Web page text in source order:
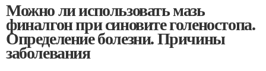
Можно ли использовать мазь
финалгон при синовите голеностопа.
Определение болезни. Причины
заболевания